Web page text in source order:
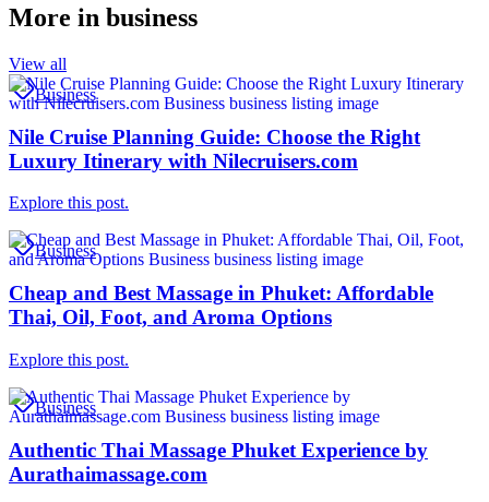
More in business
View all
Business
Nile Cruise Planning Guide: Choose the Right
Luxury Itinerary with Nilecruisers.com
Explore this post.
Business
Cheap and Best Massage in Phuket: Affordable
Thai, Oil, Foot, and Aroma Options
Explore this post.
Business
Authentic Thai Massage Phuket Experience by
Aurathaimassage.com